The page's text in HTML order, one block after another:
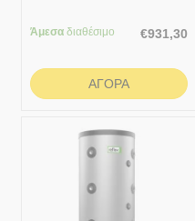
Άμεσα διαθέσιμο €931,30
ΑΓΟΡΆ